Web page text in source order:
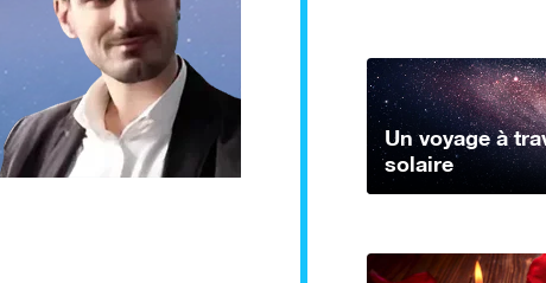
Un voyage à
solaire